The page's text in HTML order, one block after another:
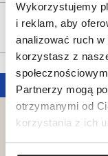
Wykorzystujemy
i reklam, aby
analizować ruch
korzystasz z
Partnerzy mogą
otrzymanymi od
korzystania z ich
Tagi